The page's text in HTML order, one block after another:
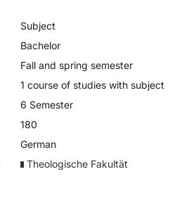
Subject
Bachelor
Fall and spring semester
1 course of studies with subject
6 Semester
180
German
Theologische Fakultät